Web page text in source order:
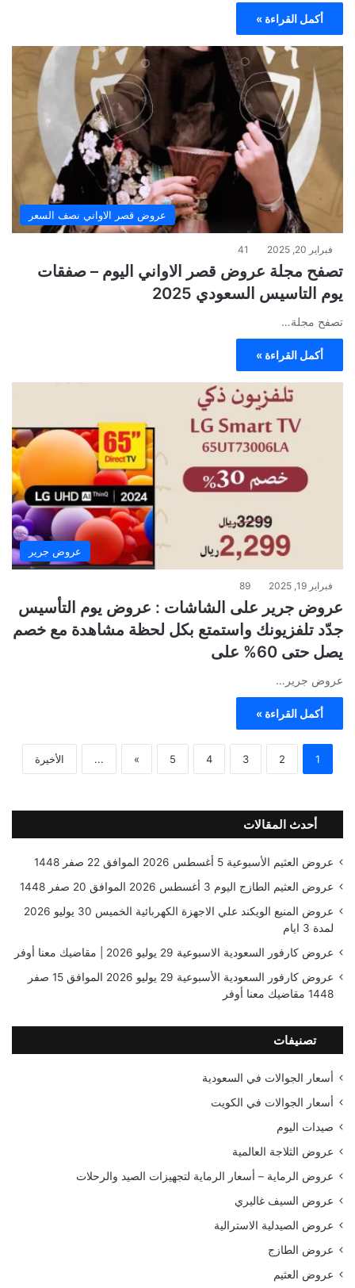
أكمل القراءة »
عروض قصر الاواني نصف السعر
فبراير 20, 2025 41
تصفح مجلة عروض قصر الاواني اليوم – صفقات
يوم التاسيس السعودي 2025
تصفح مجلة…
أكمل القراءة »
عروض جرير
فبراير 19, 2025 89
عروض جرير على الشاشات : عروض يوم التأسيس
جدّد تلفزيونك واستمتع بكل لحظة مشاهدة مع خصم
يصل حتى 60% على
عروض جرير…
أكمل القراءة »
1
2
3
4
5
»
... الأخيرة
أحدث المقالات
عروض العثيم الأسبوعية 5 أغسطس 2026 الموافق 22 صفر 1448
عروض العثيم الطازج اليوم 3 أغسطس 2026 الموافق 20 صفر 1448
عروض المنيع الويكند علي الاجهزة الكهربائية الخميس 30 يوليو 2026
لمدة 3 ايام
عروض كارفور السعودية الاسبوعية 29 يوليو 2026 | مقاضيك معنا أوفر
عروض كارفور السعودية الأسبوعية 29 يوليو 2026 الموافق 15 صفر
1448 مقاضيك معنا أوفر
تصنيفات
أسعار الجوالات في السعودية
أسعار الجوالات في الكويت
صيدات اليوم
عروض الثلاجة العالمية
عروض الرماية – أسعار الرماية لتجهيزات الصيد والرحلات
عروض السيف غاليري
عروض الصيدلية الاسترالية
عروض الطازج
عروض العثيم